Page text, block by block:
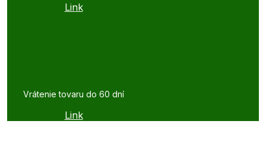
Link
Vrátenie tovaru do 60 dní
Link